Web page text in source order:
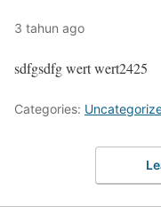
3 tahun ago
sdfgsdfg wert wert2425
Categories: